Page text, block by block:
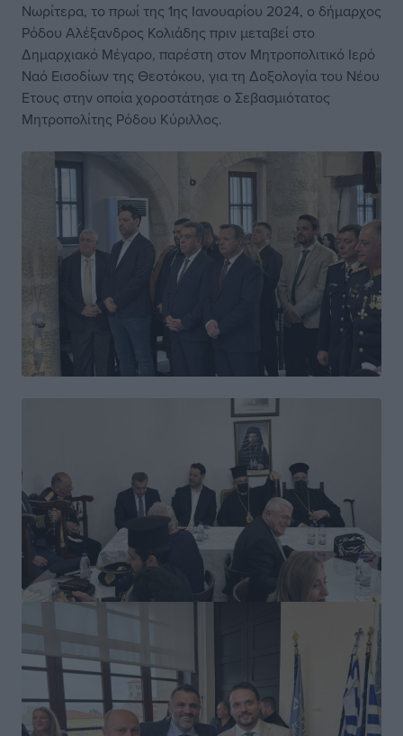
Νωρίτερα, το πρωί της 1ης Ιανουαρίου 2024, ο δήμαρχος
Ρόδου Αλέξανδρος Κολιάδης πριν μεταβεί στο
Δημαρχιακό Μέγαρο, παρέστη στον Μητροπολιτικό Ιερό
Ναό Εισοδίων της Θεοτόκου, για τη Δοξολογία του Νέου
Ετους στην οποία χοροστάτησε ο Σεβασμιότατος
Μητροπολίτης Ρόδου Κύριλλος.